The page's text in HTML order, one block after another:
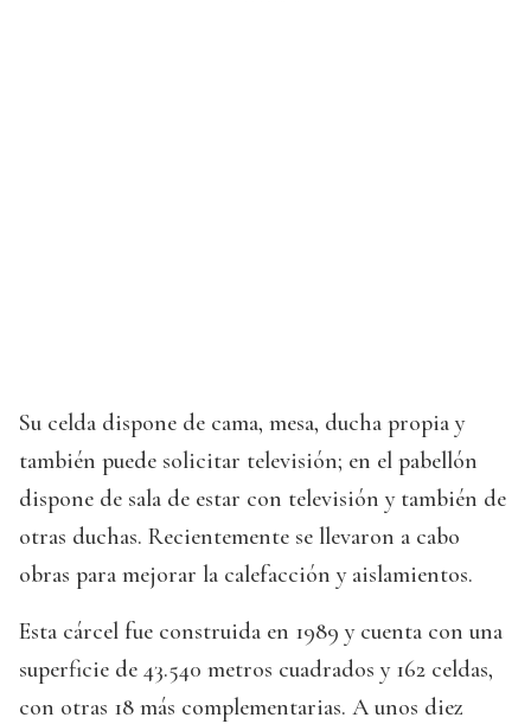
Su celda dispone de cama, mesa, ducha propia y
también puede solicitar televisión; en el pabellón
dispone de sala de estar con televisión y también de
otras duchas. Recientemente se llevaron a cabo
obras para mejorar la calefacción y aislamientos.
Esta cárcel fue construida en 1989 y cuenta con una
superficie de 43.540 metros cuadrados y 162 celdas,
con otras 18 más complementarias. A unos diez